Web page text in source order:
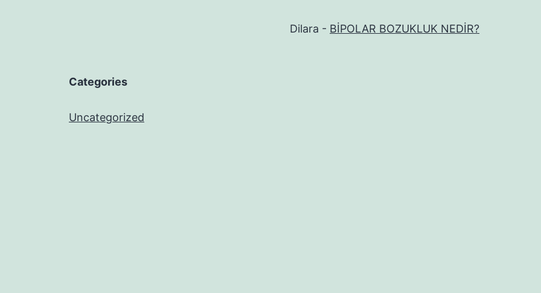
Dilara - BİPOLAR BOZUKLUK NEDİR?
Categories
Uncategorized